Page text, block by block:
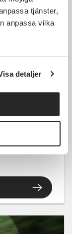
tjänster,
anpassa vilka
detaljer
1 250 SEK
06